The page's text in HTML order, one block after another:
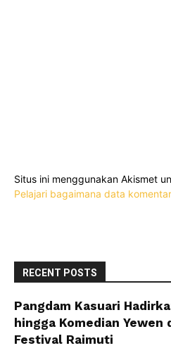
Situs ini menggunakan Akismet
Pelajari bagaimana data
RECENT POSTS
Pangdam Kasuari
hingga Komedian Yewen
Festival Raimuti